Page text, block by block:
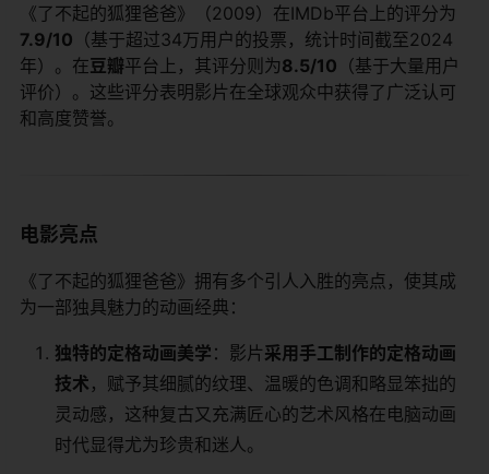
《了不起的狐狸爸爸》（2009）在IMDb平台上的评分为​
7.9/10​ ​（基于超过34万用户的投票，统计时间截至2024
年）。在​​豆瓣​​平台上，其评分则为​​8.5/10​ ​（基于大量用户
评价）。这些评分表明影片在全球观众中获得了广泛认可
和高度赞誉。
电影亮点
《了不起的狐狸爸爸》拥有多个引人入胜的亮点，使其成
为一部独具魅力的动画经典：
​独特的定格动画美学​ ​：影片​​采用手工制作的定格动画
技术​ ​，赋予其细腻的纹理、温暖的色调和略显笨拙的
灵动感，这种复古又充满匠心的艺术风格在电脑动画
时代显得尤为珍贵和迷人。